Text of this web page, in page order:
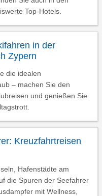
Top-Hotels.
in der
Zypern
die idealen
– machen Sie den
und genießen Sie
Kreuzfahrtreisen
Hafenstädte am
die Spuren der Seefahrer
mit Wellness,